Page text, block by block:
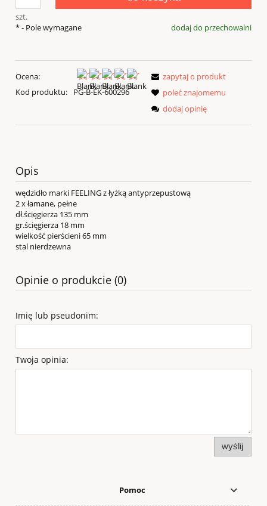
szt.
dodaj do przechowalni
*- Pole wymagane
Ocena:
Kod produktu:
PG-B-EK-600296
zapytaj o produkt
poleć znajomemu
dodaj opinię
Opis
wędzidło marki FEELING z łyżką antyprzepustową
2 x łamane, pełne
dł.ścięgierza 135 mm
gr.ścięgierza 18 mm
wielkość pierścieni 65 mm
stal nierdzewna
Opinie o produkcie (0)
Imię lub pseudonim:
Twoja opinia:
wyślij
Pomoc